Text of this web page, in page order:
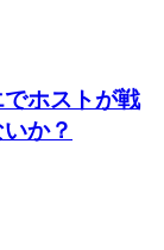
でホストが戦
か？